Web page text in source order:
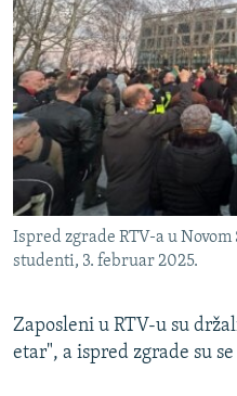
Ispred zgrade RTV-a u
studenti, 3. februar 2025.
Zaposleni u RTV-u su
etar", a ispred zgrade su